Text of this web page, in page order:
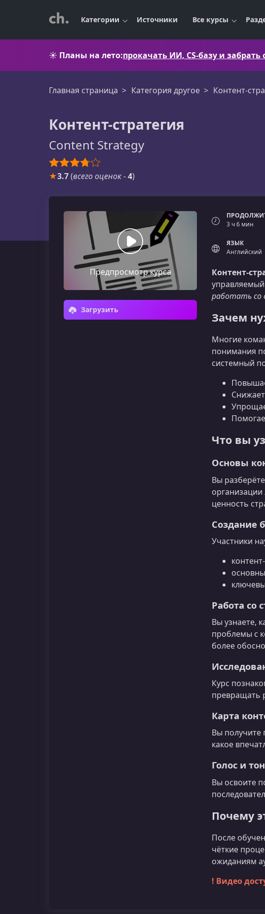
Категории Источники Все курсы
☀️ Планы на лето:прокачать ИИ, CS-базу и
Главная страница Категория другое Контент-
Контент-стратегия
Content Strategy
★3.7(всего оценок-4)
Предпросмотр курса
Загрузить
3 ч 6 мин
ЯЗЫК
Английский
Контент-
управляемый
работать со
Зачем
Многие
понимания
системный
Что вы
Основы
Вы
ценность
Создание
Участники
Работа со
Вы узнаете,
проблемы с
более
Курс
превращать
Карта
Вы получите
какое
Голос и
Вы освоите
Почему
После
чёткие
ожиданиям
! Видео